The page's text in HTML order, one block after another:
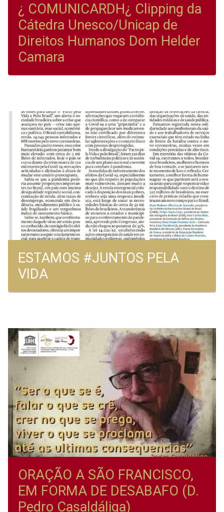
¿ COMUNICARDH¿ Clipping da
Cátedra Unesco/Unicap de
Direitos Humanos Dom Helder
Camara
ESTAMOS #JUNTOS PELA
VIDA
ORAÇÃO A SÃO FRANCISCO,
EM FORMA DE DESABAFO (D.
Pedro Casaldáliga)